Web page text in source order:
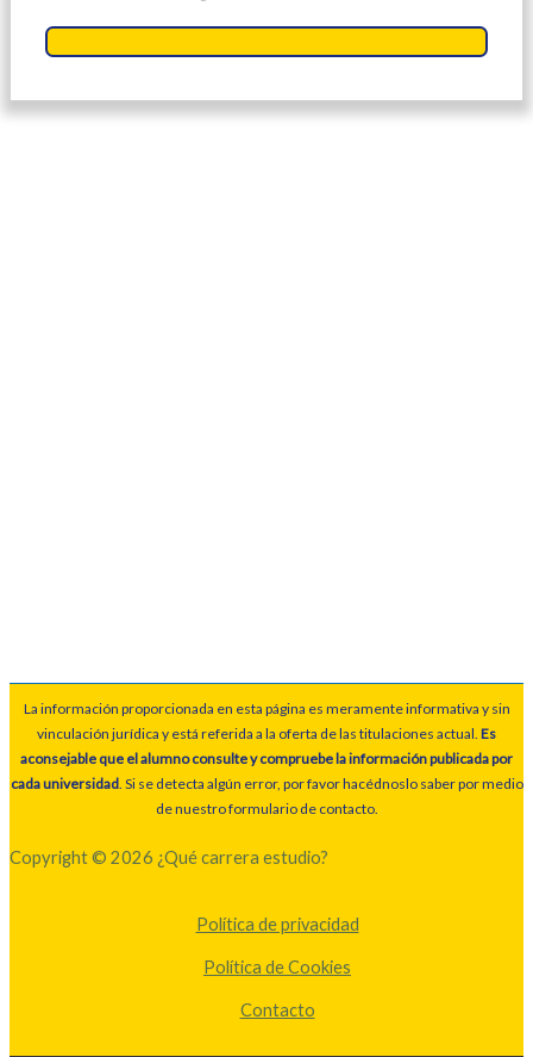
La información proporcionada en esta página es meramente informativa y sin
vinculación jurídica y está referida a la oferta de las titulaciones actual. Es
aconsejable que el alumno consulte y compruebe la información publicada por
cada universidad. Si se detecta algún error, por favor hacédnoslo saber por medio
de nuestro formulario de contacto.
Copyright © 2026 ¿Qué carrera estudio?
Política de privacidad
Política de Cookies
Contacto